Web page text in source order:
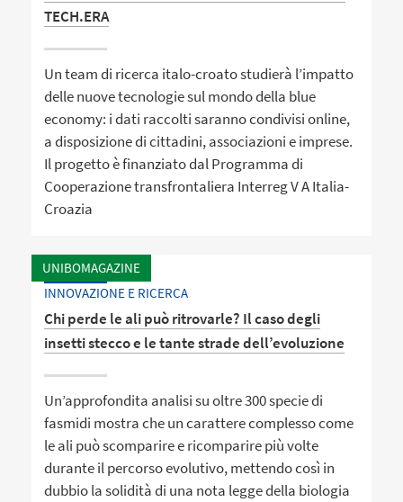
TECH.ERA
Un team di ricerca italo-croato studierà l’impatto
delle nuove tecnologie sul mondo della blue
economy: i dati raccolti saranno condivisi online,
a disposizione di cittadini, associazioni e imprese.
Il progetto è finanziato dal Programma di
Cooperazione transfrontaliera Interreg V A Italia-
Croazia
UNIBOMAGAZINE
INNOVAZIONE E RICERCA
Chi perde le ali può ritrovarle? Il caso degli
insetti stecco e le tante strade dell’evoluzione
Un’approfondita analisi su oltre 300 specie di
fasmidi mostra che un carattere complesso come
le ali può scomparire e ricomparire più volte
durante il percorso evolutivo, mettendo così in
dubbio la solidità di una nota legge della biologia